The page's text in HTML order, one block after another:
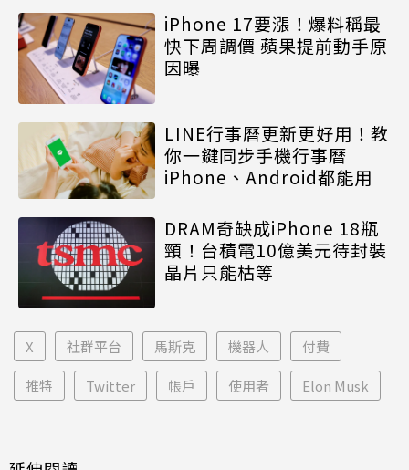
iPhone 17要漲！爆料稱最
快下周調價 蘋果提前動手原
因曝
LINE行事曆更新更好用！教
你一鍵同步手機行事曆
iPhone、Android都能用
DRAM奇缺成iPhone 18瓶
頸！台積電10億美元待封裝
晶片只能枯等
X 社群平台 馬斯克 機器人 付費
推特 Twitter 帳戶 使用者 Elon Musk